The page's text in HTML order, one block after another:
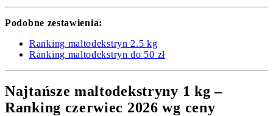
Podobne zestawienia:
Ranking maltodekstryn 2.5 kg
Ranking maltodekstryn do 50 zł
Najtańsze maltodekstryny 1 kg –
Ranking czerwiec 2026 wg ceny